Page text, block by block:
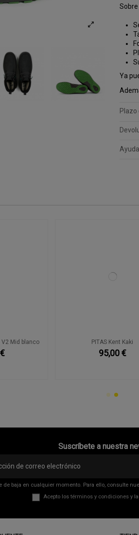
Sobre
Ya
Plazo
Ayuda
V2 Mid blanco PITAS Kent Kaki
95,00 €
Suscríbete a nuestra
de baja en cualquier momento. Para ello, consulte
Acepto los términos y condicionesy la